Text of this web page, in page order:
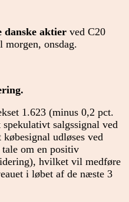
danske aktier ved C20
morgen, onsdag.
1.623 (minus 0,2 pct.
salgssignal ved
udløses ved
om en positiv
hvilket vil medføre
i løbet af de næste 3